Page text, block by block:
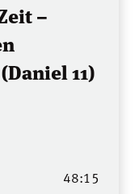
–
11)
48:15